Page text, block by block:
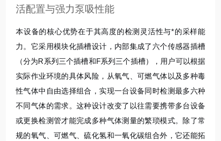
活配置与强力泵吸性能
本设备的核心优势在于其高度的检测灵活性与*的采样能
力。它采用模块化插槽设计，内部集成了六个传感器插槽
（分为R系列三个插槽和F系列三个插槽），用户可以根据
实际作业环境的具体风险，从氧气、可燃气体以及多种毒
性气体中自由选择组合，实现一台设备同时检测最多六种
不同气体的需求。这种设计改变了以往需要携带多台设备
或更换检测管才能完成多种气体测量的繁琐模式。除了常
规的氧气、可燃气、硫化氢和一氧化碳组合外，它还能拓